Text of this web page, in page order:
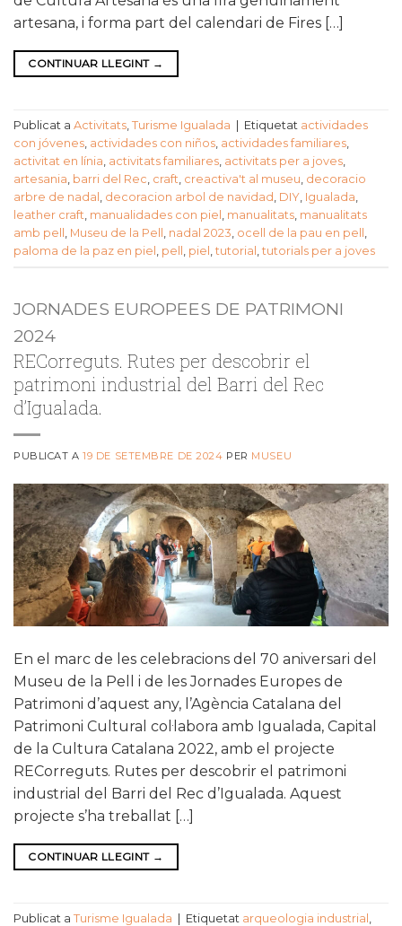
artesana, i forma part del calendari de Fires […]
CONTINUAR LLEGINT →
Publicat a Activitats Turisme Igualada | Etiquetat actividades
con jóvenes actividades con niños actividades familiares
activitat en línia activitats familiares activitats per a joves
artesania barri del Rec craft creactiva't al museu decoracio
arbre de nadal decoracion arbol de navidad DIY Igualada
leather craft manualidades con piel manualitats manualitats
amb pell Museu de la Pell nadal 2023 ocell de la pau en pell
paloma de la paz en piel pell piel tutorial tutorials per a joves
JORNADES EUROPEES DE PATRIMONI
2024
RECorreguts. Rutes per descobrir el
patrimoni industrial del Barri del Rec
d’Igualada.
PUBLICAT A19 DE SETEMBRE DE 2024 PER MUSEU
En el marc de les celebracions del 70 aniversari del
Museu de la Pell i de les Jornades Europes de
Patrimoni d’aquest any, l’Agència Catalana del
Patrimoni Cultural col·labora amb Igualada, Capital
de la Cultura Catalana 2022, amb el projecte
RECorreguts. Rutes per descobrir el patrimoni
industrial del Barri del Rec d’Igualada. Aquest
projecte s’ha treballat […]
CONTINUAR LLEGINT →
Publicat a Turisme Igualada | Etiquetat arqueologia industrial